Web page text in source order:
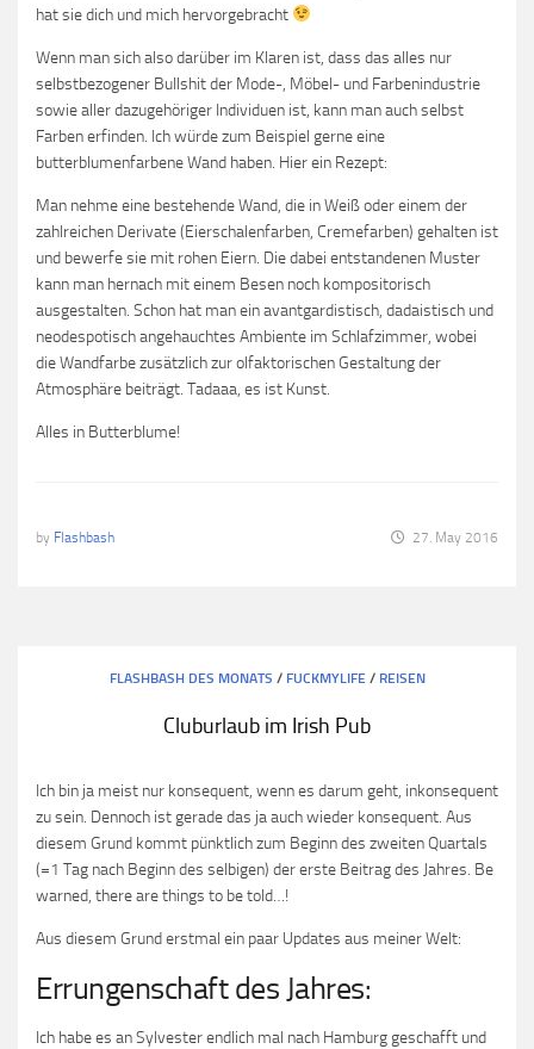
hat sie dich und mich hervorgebracht
Wenn man sich also darüber im Klaren ist, dass das alles nur
selbstbezogener Bullshit der Mode-, Möbel- und Farbenindustrie
sowie aller dazugehöriger Individuen ist, kann man auch selbst
Farben erfinden. Ich würde zum Beispiel gerne eine
butterblumenfarbene Wand haben. Hier ein Rezept:
Man nehme eine bestehende Wand, die in Weiß oder einem der
zahlreichen Derivate (Eierschalenfarben, Cremefarben) gehalten ist
und bewerfe sie mit rohen Eiern. Die dabei entstandenen Muster
kann man hernach mit einem Besen noch kompositorisch
ausgestalten. Schon hat man ein avantgardistisch, dadaistisch und
neodespotisch angehauchtes Ambiente im Schlafzimmer, wobei
die Wandfarbe zusätzlich zur olfaktorischen Gestaltung der
Atmosphäre beiträgt. Tadaaa, es ist Kunst.
Alles in Butterblume!
by Flashbash 27. May 2016
FLASHBASH DES MONATS / FUCKMYLIFE/ REISEN
Cluburlaub im Irish Pub
Ich bin ja meist nur konsequent, wenn es darum geht, inkonsequent
zu sein. Dennoch ist gerade das ja auch wieder konsequent. Aus
diesem Grund kommt pünktlich zum Beginn des zweiten Quartals
(=1 Tag nach Beginn des selbigen) der erste Beitrag des Jahres. Be
warned, there are things to be told…!
Aus diesem Grund erstmal ein paar Updates aus meiner Welt:
Errungenschaft des Jahres:
Ich habe es an Sylvester endlich mal nach Hamburg geschafft und